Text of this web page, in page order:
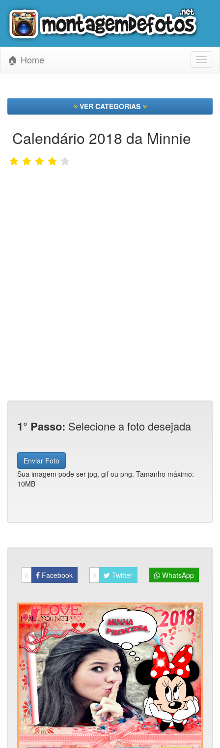
🏠 Home
VER CATEGORIAS
Calendário 2018 da Minnie
1° Passo: Selecione a foto desejada
Enviar Foto
Sua imagem pode ser jpg, gif ou png. Tamanho máximo:
10MB
0 Facebook 0 Twitter WhatsApp